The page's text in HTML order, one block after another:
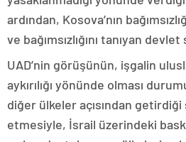
ardından, Kosova’nın
ve bağımsızlığını tanıyan devlet
UAD’nin görüşünün, işgalin
aykırılığı yönünde olması
diğer ülkeler açısından
etmesiyle, İsrail üzerindeki